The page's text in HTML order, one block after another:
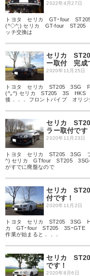
2022年4月27日
トヨタ セリカ GTｰfour
(^◇^;) セリカ GT-four ST205
ッチ交換は
セリカ
ー取付 完成
2020年11月25日
トヨタ セリカ ST205 3SG
(^｡^) セリカ ST205 3S HKS
後．．． フロントパイプ オリジ
セリカ
ラー取付です
2020年11月23日
トヨタ セリカ ST205 3SG フ
^) セリカ GTfour ST205 3SG-
がすでに廃盤なので
セリカ
付です！
2020年11月2日
トヨタ セリカ ST205 3SG
カ GTｰfour ST205 3SｰGTE
作業が始まると．．．
セリカ
です！
2020年8月6日